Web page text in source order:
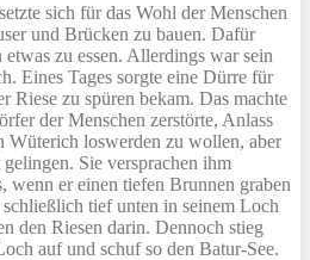
sich für das Wohl der Menschen
und Brücken zu bauen. Dafür
zu essen. Allerdings war sein
Eines Tages sorgte eine Dürre für
Riese zu spüren bekam. Das machte
der Menschen zerstörte, Anlass
Wüterich loswerden zu wollen, aber
Sie versprachen ihm
wenn er einen tiefen Brunnen graben
tief unten in seinem Loch
den Riesen darin. Dennoch stieg
auf und schuf so den Batur-See.